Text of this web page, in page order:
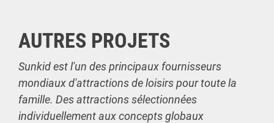
AUTRES PROJETS
Sunkid est l'un des principaux fournisseurs
mondiaux d'attractions de loisirs pour toute la
famille. Des attractions sélectionnées
individuellement aux concepts globaux